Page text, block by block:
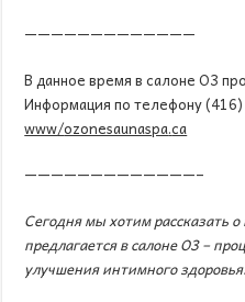
—————————————
В данное время в салоне O3
Информация по телефону
www/ozonesaunaspa.ca
—————————————–
Сегодня мы хотим рассказать
предлагается в салонеO3 –
улучшения интимного здоровья